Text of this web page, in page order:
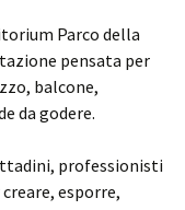
Parco della
pensata per
balcone,
da godere.
professionisti
esporre,